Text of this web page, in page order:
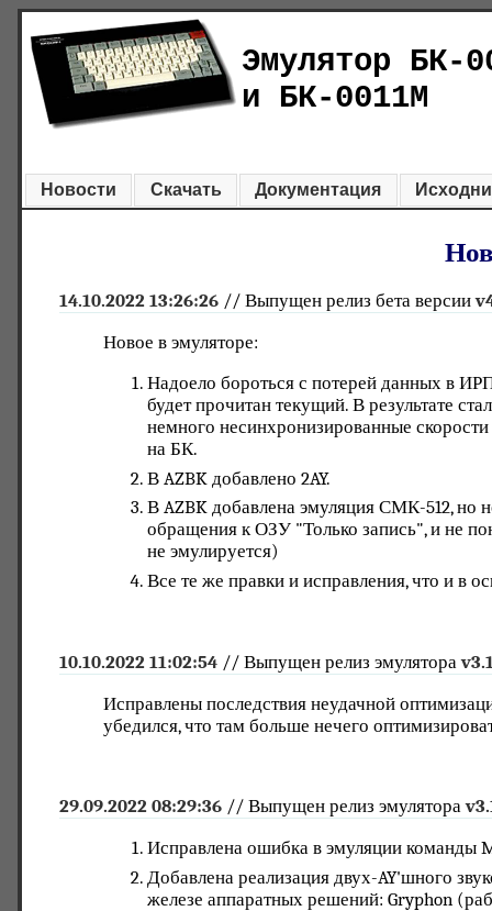
Эмулятор БК-
и БК-0011М
Новости Скачать Документация
14.10.2022 13:26:26 // Выпущен релиз бета версии
Новое в эмуляторе:
Надоело бороться с потерей данных в
будет прочитан текущий. В результате
немного несинхронизированные
на БК.
В AZBK добавлено 2AY.
В AZBK добавлена эмуляция СМК-512, но
обращения к ОЗУ "Только запись", и не
не эмулируется)
Все те же правки и исправления, что и в
10.10.2022 11:02:54 // Выпущен релиз эмулятора
Исправлены последствия неудачной
убедился, что там больше нечего
29.09.2022 08:29:36 // Выпущен релиз эмулятора
Исправлена ошибка в эмуляции команды
Добавлена реализация двух-AY'шного
железе аппаратных решений: Gryphon